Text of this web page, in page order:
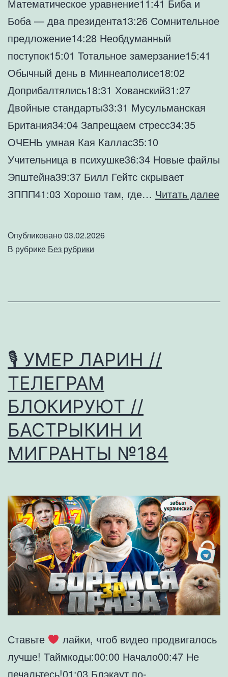
Математическое уравнение11:41 Биба и
Боба — два президента13:26 Сомнительное
предложение14:28 Необдуманный
поступок15:01 Тотальное замерзание15:41
Обычный день в Миннеаполисе18:02
Доприбалтялись18:31 Хованский31:27
Двойные стандарты33:31 Мусульманская
Британия34:04 Запрещаем стресс34:35
ОЧЕНЬ умная Кая Каллас35:10
Учительница в психушке36:34 Новые файлы
Эпштейна39:37 Билл Гейтс скрывает
ЗППП41:03 Хорошо там, где… Читать далее
Опубликовано03.02.2026
В рубрике Без рубрики
🎙 УМЕР ЛАРИН //
ТЕЛЕГРАМ
БЛОКИРУЮТ //
БАСТРЫКИН И
МИГРАНТЫ №184
Ставьте
лайки, чтоб видео продвигалось
лучше! Таймкоды:00:00 Начало00:47 Не
печальтесь!01:03 Блэкаут по-